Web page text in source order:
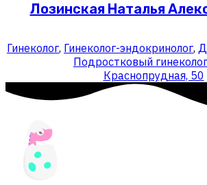
Лозинская Наталья
Гинеколог, Гинеколог-эндокринолог,
Подростковый гинеколог
Краснопрудная, 50